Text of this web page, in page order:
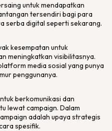
untuk mendapatkan
tersendiri bagi para
serbadigital seperti sekarang.
kesempatan untuk
meningkatkan visibilitasnya.
media sosial yang punya
penggunanya.
berkomunikasi dan
lewatcampaign. Dalam
adalah upaya strategis
spesifik.